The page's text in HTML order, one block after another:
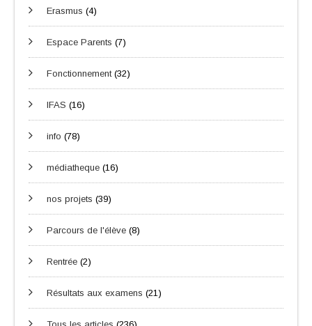
Erasmus (4)
Espace Parents (7)
Fonctionnement(32)
IFAS (16)
info (78)
médiatheque (16)
nos projets (39)
Parcours de l'élève (8)
Rentrée (2)
Résultats aux examens (21)